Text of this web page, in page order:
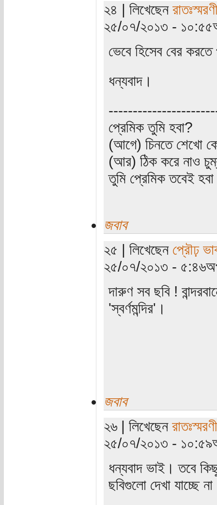
২৪ | লিখেছেন
২৫/০৭/২০১৩ -
ভেবে হিসেব বের
ধন্যবাদ।
প্রেমিক তুমি হবা?
(আগে) চিনতে শেখো
(আর) ঠিক করে নাও
তুমি প্রেমিক তবেই
জবাব
২৫ | লিখেছেন প্রৌঢ়
২৫/০৭/২০১৩ -
দারুণ সব ছবি !
'স্বর্ণমন্দির'।
জবাব
২৬ | লিখেছেন
২৫/০৭/২০১৩ -
ধন্যবাদ ভাই। তবে
ছবিগুলো দেখা যাচ্ছে